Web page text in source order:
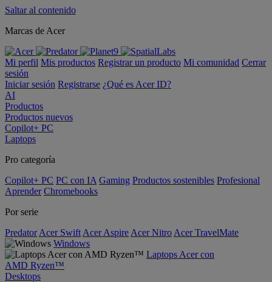
Saltar al contenido
Marcas de Acer
Mi perfil Mis productos Registrar un producto Mi comunidad Cerrar
sesión
Iniciar sesión Registrarse ¿Qué es Acer ID?
AI
Productos
Productos nuevos
Copilot+ PC
Laptops
Pro categoría
Copilot+ PC PC con IA Gaming Productos sostenibles Profesional
Aprender Chromebooks
Por serie
Predator Acer Swift Acer Aspire Acer Nitro Acer TravelMate
Windows
Laptops Acer con
AMD Ryzen™
Desktops